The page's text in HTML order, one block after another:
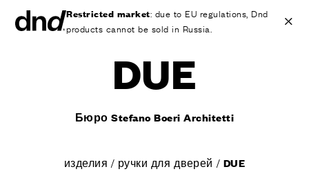
Restricted market: due to EU regulations, Dnd
products cannot be sold in Russia.
ИЗДЕЛИЯ
Ручки для дверей
DUE
Бюро Stefano Boeri Architetti
изделия / ручки для дверей / DUE